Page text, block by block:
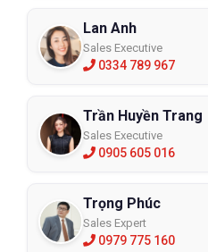
Lan Anh
Sales Executive
0334 789 967
Trần Huyền Trang
Sales Executive
0905 605 016
Trọng Phúc
Sales Expert
0979 775 160